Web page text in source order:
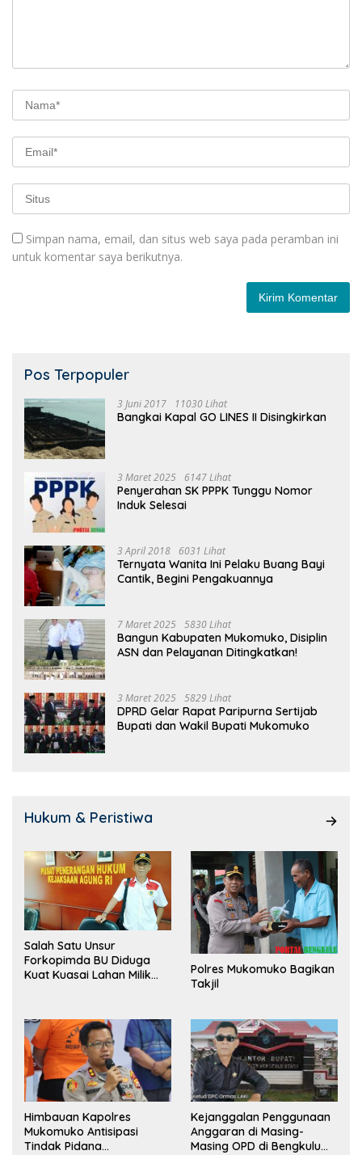
Simpan nama, email, dan situs web saya pada peramban ini
untuk komentar saya berikutnya.
Pos Terpopuler
3 Juni 2017 11030 Lihat
Bangkai Kapal GO LINES II Disingkirkan
3 Maret 2025 6147 Lihat
Penyerahan SK PPPK Tunggu Nomor
Induk Selesai
3 April 2018 6031 Lihat
Ternyata Wanita Ini Pelaku Buang Bayi
Cantik, Begini Pengakuannya
7 Maret 2025 5830 Lihat
Bangun Kabupaten Mukomuko, Disiplin
ASN dan Pelayanan Ditingkatkan!
3 Maret 2025 5829 Lihat
DPRD Gelar Rapat Paripurna Sertijab
Bupati dan Wakil Bupati Mukomuko
Hukum & Peristiwa
Salah Satu Unsur
Forkopimda BU Diduga
Kuat Kuasai Lahan Milik
Polres Mukomuko Bagikan
Takjil
Himbauan Kapolres
Mukomuko Antisipasi
Tindak Pidana
Kejanggalan Penggunaan
Anggaran di Masing-
Masing OPD di Bengkulu